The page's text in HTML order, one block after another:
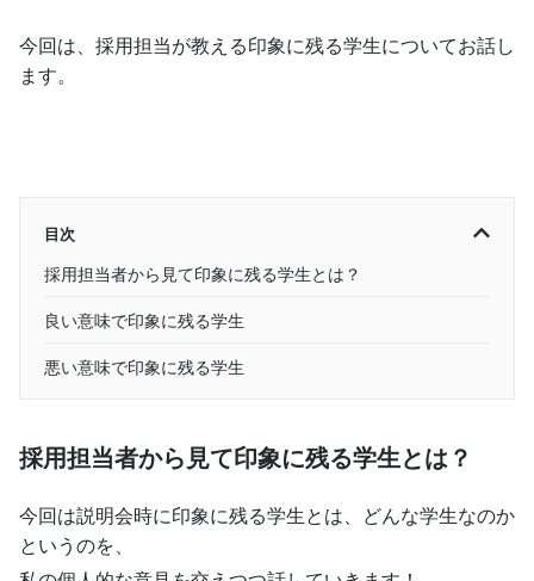
今回は、採用担当が教える印象に残る学生についてお話し
ます。
目次
採用担当者から見て印象に残る学生とは？
良い意味で印象に残る学生
悪い意味で印象に残る学生
採用担当者から見て印象に残る学生とは？
今回は説明会時に印象に残る学生とは、どんな学生なのか
というのを、